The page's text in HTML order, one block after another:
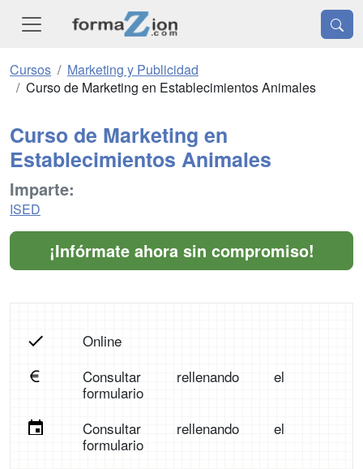
Cursos
Marketing y Publicidad
Curso de Marketing en Establecimientos Animales
Curso de Marketing en
Establecimientos Animales
Imparte:
ISED
¡Infórmate ahora sin compromiso!
Online
Consultar rellenando el
formulario
Consultar rellenando el
formulario